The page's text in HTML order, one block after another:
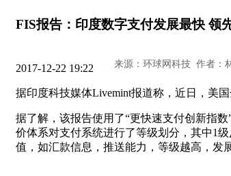
FIS报告：印度数字支付发展最快 领
2017-12-22 19:22
据印度科技媒体Livemint报道称，近日，美
据了解，该报告使用了“更快速支付创新指
价体系对支付系统进行了等级划分，其中1
值，如汇款信息，推送能力，等级越高，发